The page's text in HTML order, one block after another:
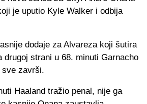
je uputio Kyle Walker i odbija
dodaje za Alvareza koji šutira
drugoj strani u 68. minuti Garnacho
sve završi.
Haaland tražio penal, nije ga